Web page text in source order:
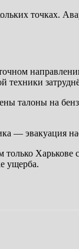
точках.
техники
талоны на
— эвакуация
Харькове
ущерба.